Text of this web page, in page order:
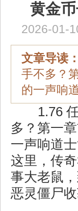
黄金
2026-01-
文章导读：
手不多？
的一声响
1.76
多？第一
一声响道
这里，传
事大老鼠
恶灵僵尸